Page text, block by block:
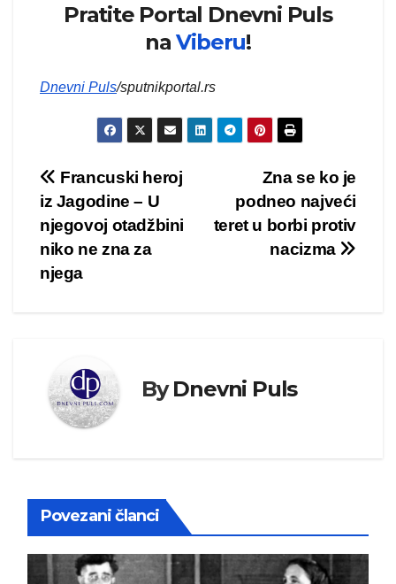
Pratite Portal Dnevni Puls
naViberu!
Dnevni Puls/sputnikportal.rs
Kretanje
članka
Zna se ko je
podneo najveći
teret u borbi protiv
nacizma
Francuski heroj
iz Jagodine – U
njegovoj otadžbini
niko ne zna za
njega
ByDnevni Puls
Povezani članci